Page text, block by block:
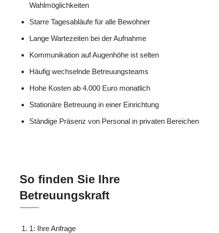
Wahlmöglichkeiten
Starre Tagesabläufe für alle Bewohner
Lange Wartezeiten bei der Aufnahme
Kommunikation auf Augenhöhe ist selten
Häufig wechselnde Betreuungsteams
Hohe Kosten ab 4.000 Euro monatlich
Stationäre Betreuung in einer Einrichtung
Ständige Präsenz von Personal in privaten Bereichen
So finden Sie Ihre
Betreuungskraft
1: Ihre Anfrage